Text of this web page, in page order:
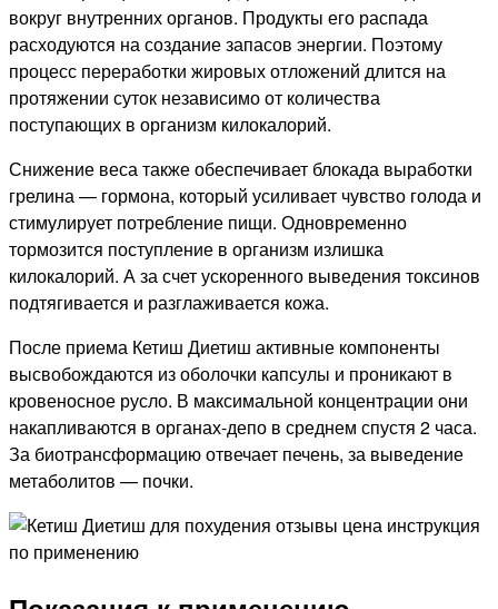
вокруг внутренних органов. Продукты его распада
расходуются на создание запасов энергии. Поэтому
процесс переработки жировых отложений длится на
протяжении суток независимо от количества
поступающих в организм килокалорий.
Снижение веса также обеспечивает блокада выработки
грелина — гормона, который усиливает чувство голода и
стимулирует потребление пищи. Одновременно
тормозится поступление в организм излишка
килокалорий. А за счет ускоренного выведения токсинов
подтягивается и разглаживается кожа.
После приема Кетиш Диетиш активные компоненты
высвобождаются из оболочки капсулы и проникают в
кровеносное русло. В максимальной концентрации они
накапливаются в органах-депо в среднем спустя 2 часа.
За биотрансформацию отвечает печень, за выведение
метаболитов — почки.